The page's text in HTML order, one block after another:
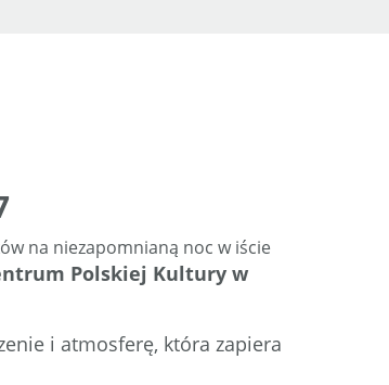
na niezapomnianą noc w iście
Polskiej Kultury w
i atmosferę, która zapiera